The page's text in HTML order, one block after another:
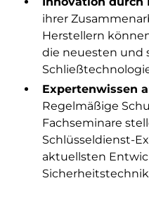
ihrer
Herstellern
die neuesten und
Expertenwissen
Regelmäßige
Fachseminare
Schlüsseldienst-
aktuellsten